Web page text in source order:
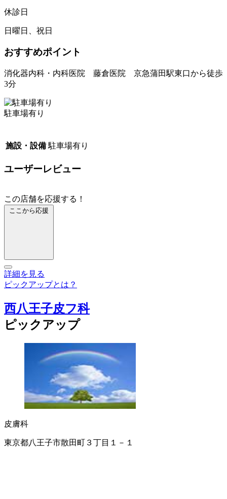
休診日
日曜日、祝日
おすすめポイント
消化器内科・内科医院 藤倉医院 京急蒲田駅東口から徒歩
3分
駐車場有り
施設・設備 駐車場有り
ユーザーレビュー
この店舗を応援する！
ここから応援
詳細を見る
ピックアップとは？
西八王子皮フ科
ピックアップ
皮膚科
東京都八王子市散田町３丁目１－１